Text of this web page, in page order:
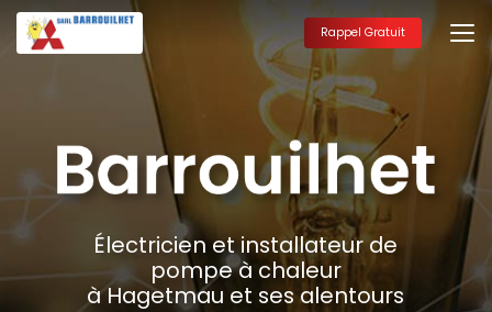
Aller
contenu
Rappel Gratuit
Électricien et installateur de
pompe à chaleur
à Hagetmau et ses alentours